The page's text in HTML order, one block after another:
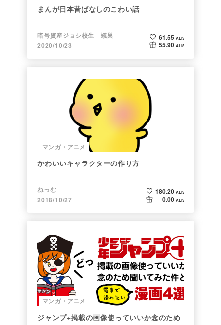
まんが日本昔ばなしのこわい話
暗号資産ジョシ校生 蟻巣
2020/10/23
61.55 ALIS
55.90 ALIS
マンガ・アニメ
かわいいキャラクターの作り方
ねっむ
2018/10/27
180.20 ALIS
0.00 ALIS
マンガ・アニメ
ジャンプ+掲載の画像使っていいか念のため